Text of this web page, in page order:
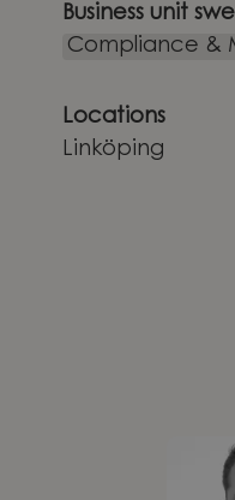
Business unit
Compliance &
Locations
Linköping